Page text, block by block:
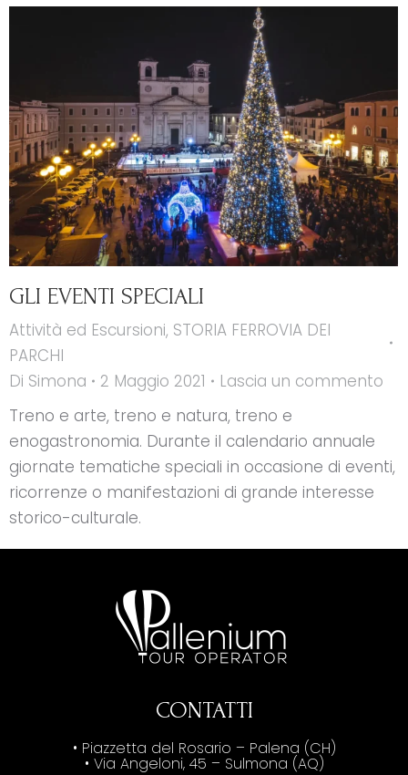
GLI EVENTI SPECIALI
Attività ed Escursioni, STORIA FERROVIA DEI
PARCHI
Di Simona 2 Maggio 2021
Lascia un commento
Treno e arte, treno e natura, treno e
enogastronomia. Durante il calendario annuale
giornate tematiche speciali in occasione di eventi,
ricorrenze o manifestazioni di grande interesse
storico-culturale.
CONTATTI
• Piazzetta del Rosario – Palena (CH)
• Via Angeloni, 45 – Sulmona (AQ)